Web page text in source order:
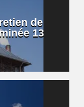
de
13